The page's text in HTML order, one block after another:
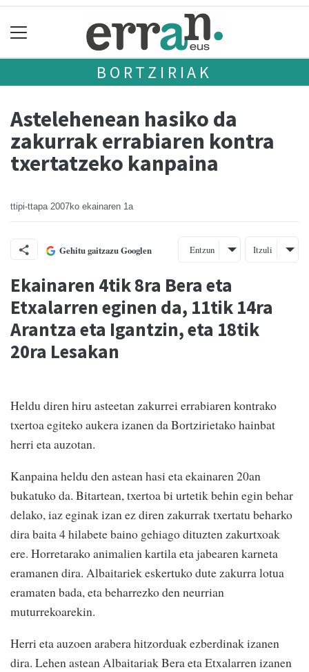
BORTZIRIAK
Astelehenean hasiko da
zakurrak errabiaren kontra
txertatzeko kanpaina
ttipi-ttapa 2007ko ekainaren 1a
Gehitu gaitzazu Googlen Entzun Itzuli
Ekainaren 4tik 8ra Bera eta
Etxalarren eginen da, 11tik 14ra
Arantza eta Igantzin, eta 18tik
20ra Lesakan
Heldu diren hiru asteetan zakurrei errabiaren kontrako
txertoa egiteko aukera izanen da Bortzirietako hainbat
herri eta auzotan.
Kanpaina heldu den astean hasi eta ekainaren 20an
bukatuko da. Bitartean, txertoa bi urtetik behin egin behar
delako, iaz eginak izan ez diren zakurrak txertatu beharko
dira baita 4 hilabete baino gehiago dituzten zakurtxoak
ere. Horretarako animalien kartila eta jabearen karneta
eramanen dira. Albaitariek eskertuko dute zakurra lotua
eramaten bada, eta beharrezko den neurrian
muturrekoarekin.
Herri eta auzoen arabera hitzorduak ezberdinak izanen
dira. Lehen astean Albaitariak Bera eta Etxalarren izanen